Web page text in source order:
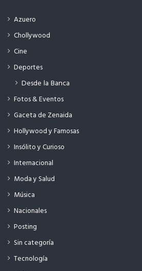
Azuero
Chollywood
Cine
Deportes
Desde la Banca
Fotos & Eventos
Gaceta de Zenaida
Hollywood y Famosas
Insólito y Curioso
Internacional
Moda y Salud
Música
Nacionales
Posting
Sin categoría
Tecnología